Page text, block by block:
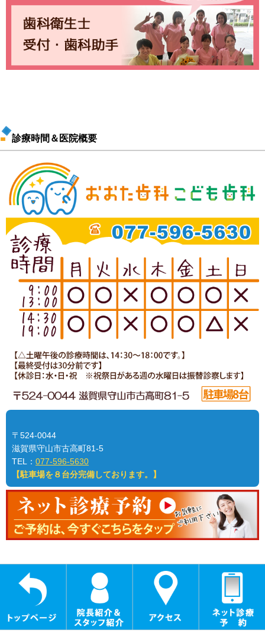
診療時間＆医院概要
〒524-0044
滋賀県守山市古高町81-5
TEL： 077-596-5630
【駐車場を８台分完備しております。】